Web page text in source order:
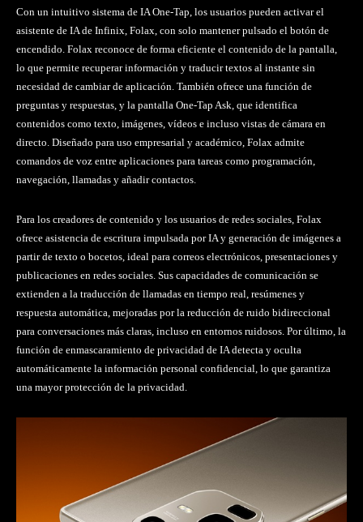
Con un intuitivo sistema de IA One-Tap, los usuarios pueden activar el
asistente de IA de Infinix, Folax, con solo mantener pulsado el botón de
encendido. Folax reconoce de forma eficiente el contenido de la pantalla,
lo que permite recuperar información y traducir textos al instante sin
necesidad de cambiar de aplicación. También ofrece una función de
preguntas y respuestas, y la pantalla One-Tap Ask, que identifica
contenidos como texto, imágenes, vídeos e incluso vistas de cámara en
directo. Diseñado para uso empresarial y académico, Folax admite
comandos de voz entre aplicaciones para tareas como programación,
navegación, llamadas y añadir contactos.
Para los creadores de contenido y los usuarios de redes sociales, Folax
ofrece asistencia de escritura impulsada por IA y generación de imágenes a
partir de texto o bocetos, ideal para correos electrónicos, presentaciones y
publicaciones en redes sociales. Sus capacidades de comunicación se
extienden a la traducción de llamadas en tiempo real, resúmenes y
respuesta automática, mejoradas por la reducción de ruido bidireccional
para conversaciones más claras, incluso en entornos ruidosos. Por último, la
función de enmascaramiento de privacidad de IA detecta y oculta
automáticamente la información personal confidencial, lo que garantiza
una mayor protección de la privacidad.